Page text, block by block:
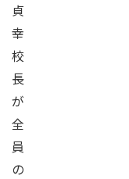
貞
幸
校
長
が
全
員
の